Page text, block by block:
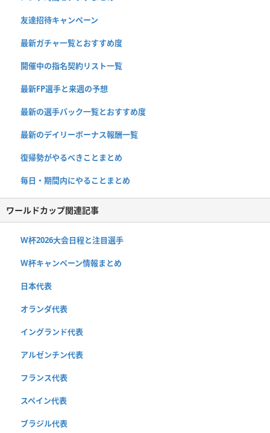
友達招待キャンペーン
最新ガチャ一覧とおすすめ度
開催中の指名契約リスト一覧
最新FP選手と来週の予想
最新の選手パック一覧とおすすめ度
最新のデイリーボーナス報酬一覧
復帰勢がやるべきことまとめ
毎日・期間内にやることまとめ
ワールドカップ関連記事
W杯2026大会日程と注目選手
W杯キャンペーン情報まとめ
日本代表
オランダ代表
イングランド代表
アルゼンチン代表
フランス代表
スペイン代表
ブラジル代表